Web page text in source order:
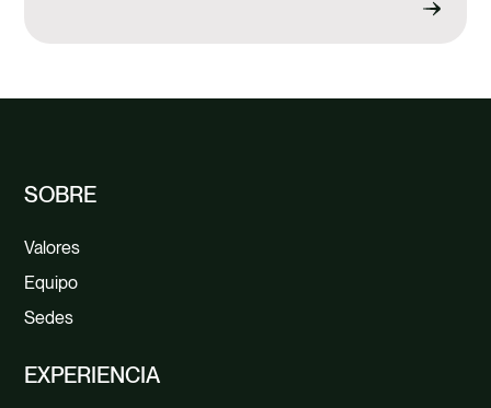
SOBRE
Valores
Equipo
Sedes
EXPERIENCIA